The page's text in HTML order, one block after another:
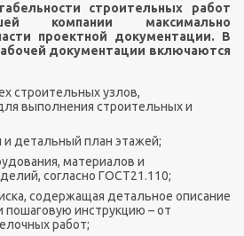
строительных работ
компании максимально
проектной документации. В
документации включаются
строительных узлов,
выполнения строительных и
и детальный план этажей;
материалов и
согласно ГОСТ21.110;
содержащая детальное описание
пошаговую инструкцию – от
работ;